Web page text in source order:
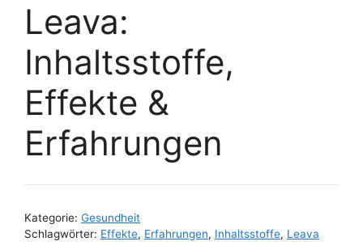
Leava:
Inhaltsstoffe,
Effekte &
Erfahrungen
Kategorie: Gesundheit
Schlagwörter: Effekte, Erfahrungen, Inhaltsstoffe, Leava